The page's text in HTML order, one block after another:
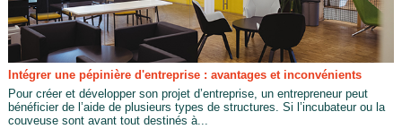
Intégrer une pépinière d'entreprise : avantages et inconvénients
Pour créer et développer son projet d’entreprise, un entrepreneur peut
bénéficier de l’aide de plusieurs types de structures. Si l’incubateur ou la
couveuse sont avant tout destinés à...